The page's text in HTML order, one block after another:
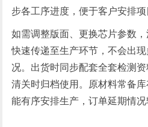
步各工序进度，便于客户安排项
如需调整版面、更换芯片参数
快速传递至生产环节，不会出
况。出货时同步配套全套检测
清关时归档使用。原材料常备
能有序安排生产，订单延期情况